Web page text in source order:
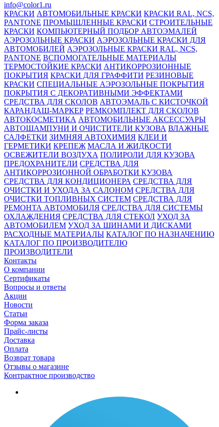
info@color1.ru
КРАСКИ АВТОМОБИЛЬНЫЕ КРАСКИ КРАСКИ RAL, NCS,
PANTONE ПРОМЫШЛЕННЫЕ КРАСКИ СТРОИТЕЛЬНЫЕ
КРАСКИ КОМПЬЮТЕРНЫЙ ПОДБОР АВТОЭМАЛЕЙ
АЭРОЗОЛЬНЫЕ КРАСКИ АЭРОЗОЛЬНЫЕ КРАСКИ ДЛЯ
АВТОМОБИЛЕЙ АЭРОЗОЛЬНЫЕ КРАСКИ RAL, NCS,
PANTONE ВСПОМОГАТЕЛЬНЫЕ МАТЕРИАЛЫ
ТЕРМОСТОЙКИЕ КРАСКИ АНТИКОРРОЗИОННЫЕ
ПОКРЫТИЯ КРАСКИ ДЛЯ ГРАФФИТИ РЕЗИНОВЫЕ
КРАСКИ СПЕЦИАЛЬНЫЕ АЭРОЗОЛЬНЫЕ ПОКРЫТИЯ
ПОКРЫТИЯ С ДЕКОРАТИВНЫМИ ЭФФЕКТАМИ
СРЕДСТВА ДЛЯ СКОЛОВ АВТОЭМАЛЬ С КИСТОЧКОЙ
КАРАНДАШ-МАРКЕР РЕМКОМПЛЕКТ ДЛЯ СКОЛОВ
АВТОКОСМЕТИКА АВТОМОБИЛЬНЫЕ АКСЕССУАРЫ
АВТОШАМПУНИ И ОЧИСТИТЕЛИ КУЗОВА ВЛАЖНЫЕ
САЛФЕТКИ ЗИМНЯЯ АВТОХИМИЯ КЛЕИ И
ГЕРМЕТИКИ КРЕПЕЖ МАСЛА И ЖИДКОСТИ
ОСВЕЖИТЕЛИ ВОЗДУХА ПОЛИРОЛИ ДЛЯ КУЗОВА
ПРЕДОХРАНИТЕЛИ СРЕДСТВА ДЛЯ
АНТИКОРРОЗИОННОЙ ОБРАБОТКИ КУЗОВА
СРЕДСТВА ДЛЯ КОНДИЦИОНЕРА СРЕДСТВА ДЛЯ
ОЧИСТКИ И УХОДА ЗА САЛОНОМ СРЕДСТВА ДЛЯ
ОЧИСТКИ ТОПЛИВНЫХ СИСТЕМ СРЕДСТВА ДЛЯ
РЕМОНТА АВТОМОБИЛЯ СРЕДСТВА ДЛЯ СИСТЕМЫ
ОХЛАЖДЕНИЯ СРЕДСТВА ДЛЯ СТЕКОЛ УХОД ЗА
АВТОМОБИЛЕМ УХОД ЗА ШИНАМИ И ДИСКАМИ
РАСХОДНЫЕ МАТЕРИАЛЫ КАТАЛОГ ПО НАЗНАЧЕНИЮ
КАТАЛОГ ПО ПРОИЗВОДИТЕЛЮ
ПРОИЗВОДИТЕЛИ
Контакты
О компании
Сертификаты
Вопросы и ответы
Акции
Новости
Статьи
Форма заказа
Прайс-листы
Доставка
Оплата
Возврат товара
Отзывы о магазине
Контрактное производство